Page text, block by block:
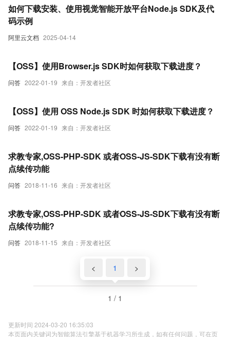
阿里云文档 2025-04-14
如何下载安装、使用视觉智能开放平台Node.js SDK及代
码示例
问答 2022-01-19 来自：开发者社区
【OSS】使用Browser.js SDK时如何获取下载进度？
问答 2022-01-19 来自：开发者社区
【OSS】使用 OSS Node.js SDK 时如何获取下载进度？
问答 2018-11-16 来自：开发者社区
求教专家,OSS-PHP-SDK 或者OSS-JS-SDK下载有没有断
点续传功能
问答 2018-11-15 来自：开发者社区
求教专家,OSS-PHP-SDK 或者OSS-JS-SDK下载有没有断
点续传功能?
< 1 >
1 / 1
更新时间 2024-03-20 16:35:03
本页面内关键词为智能算法引擎基于机器学习所生成，如有任何问题，可在页